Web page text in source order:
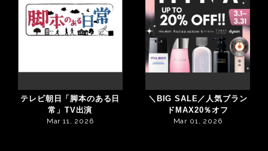
テレビ朝日「脚本のある日
常」TV出演
Mar 11, 2026
＼BIG SALE／人気ブラン
ドMAX20％オフ
Mar 01, 2026